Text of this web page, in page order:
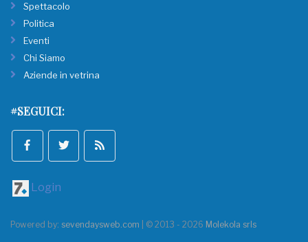
Spettacolo
Politica
Eventi
Chi Siamo
Aziende in vetrina
#SEGUICI:
Login
Powered by: sevendaysweb.com | © 2013 - 2026 Molekola srls